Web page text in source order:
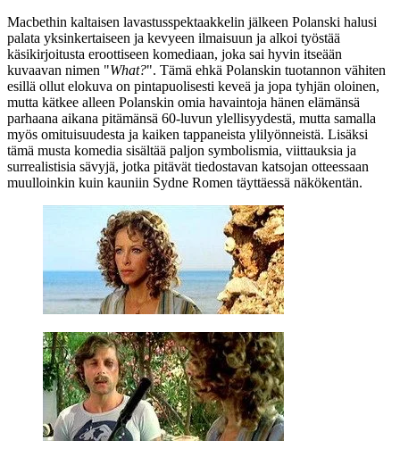
Macbethin kaltaisen lavastusspektaakkelin jälkeen Polanski halusi
palata yksinkertaiseen ja kevyeen ilmaisuun ja alkoi työstää
käsikirjoitusta eroottiseen komediaan, joka sai hyvin itseään
kuvaavan nimen "What?". Tämä ehkä Polanskin tuotannon vähiten
esillä ollut elokuva on pintapuolisesti keveä ja jopa tyhjän oloinen,
mutta kätkee alleen Polanskin omia havaintoja hänen elämänsä
parhaana aikana pitämänsä 60‑luvun ylellisyydestä, mutta samalla
myös omituisuudesta ja kaiken tappaneista ylilyönneistä. Lisäksi
tämä musta komedia sisältää paljon symbolismia, viittauksia ja
surrealistisia sävyjä, jotka pitävät tiedostavan katsojan otteessaan
muulloinkin kuin kauniin Sydne Romen täyttäessä näkökentän.